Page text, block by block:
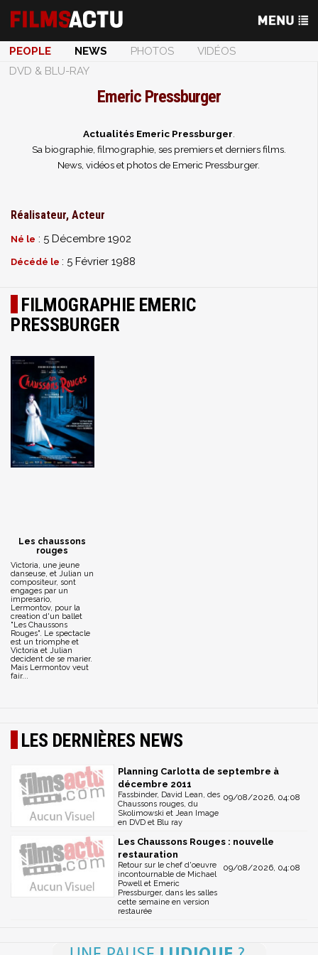
PEOPLE NEWS PHOTOS
VIDÉOS
DVD & BLU-RAY
Emeric Pressburger
Actualités Emeric Pressburger
Sa biographie, filmographie, ses premiers et derniers films.
News, vidéos et photos de Emeric Pressburger.
Réalisateur, Acteur
Né le : 5 Décembre 1902
Décédé le : 5 Février 1988
FILMOGRAPHIE EMERIC
PRESSBURGER
Les chaussons
rouges
Victoria, une jeune
danseuse, et Julian un
compositeur, sont
engages par un
impresario,
Lermontov, pour la
creation d'un ballet
"Les Chaussons
Rouges". Le spectacle
est un triomphe et
Victoria et Julian
decident de se marier.
Mais Lermontov veut
fair...
LES DERNIÈRES NEWS
Planning Carlotta de septembre à
décembre 2011
09/08/2026, 04:08
Fassbinder, David Lean, des
Chaussons rouges, du
Skolimowski et Jean Image
en DVD et Blu ray
Les Chaussons Rouges : nouvelle
restauration
09/08/2026, 04:08
Retour sur le chef d'oeuvre
incontournable de Michael
Powell et Emeric
Pressburger, dans les salles
cette semaine en version
restaurée